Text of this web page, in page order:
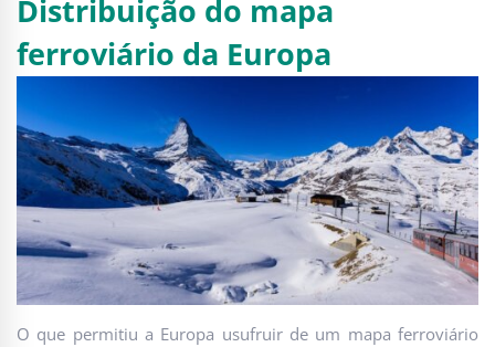
Distribuição do mapa
ferroviário da Europa
O que permitiu a Europa usufruir de um mapa ferroviário